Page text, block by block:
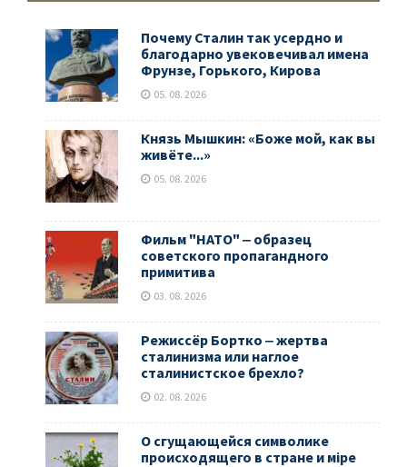
Почему Сталин так усердно и
благодарно увековечивал имена
Фрунзе, Горького, Кирова
05. 08. 2026
Князь Мышкин: «Боже мой, как вы
живёте...»
05. 08. 2026
Фильм "НАТО" ‒ образец
советского пропагандного
примитива
03. 08. 2026
Режиссёр Бортко ‒ жертва
сталинизма или наглое
сталинистское брехло?
02. 08. 2026
О сгущающейся символике
происходящего в стране и мiре